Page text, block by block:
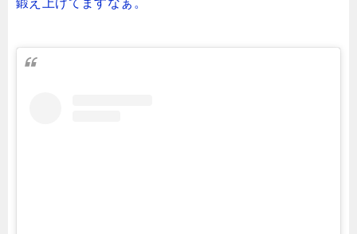
鍛え上げてますなぁ。